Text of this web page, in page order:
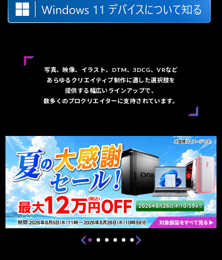
写真、映像、イラスト、DTM、3DCG、VRなど
あらゆるクリエイティブ制作に適した選択肢を
提供する幅広いラインアップで、
数多くのプロクリエイターに支持されています。